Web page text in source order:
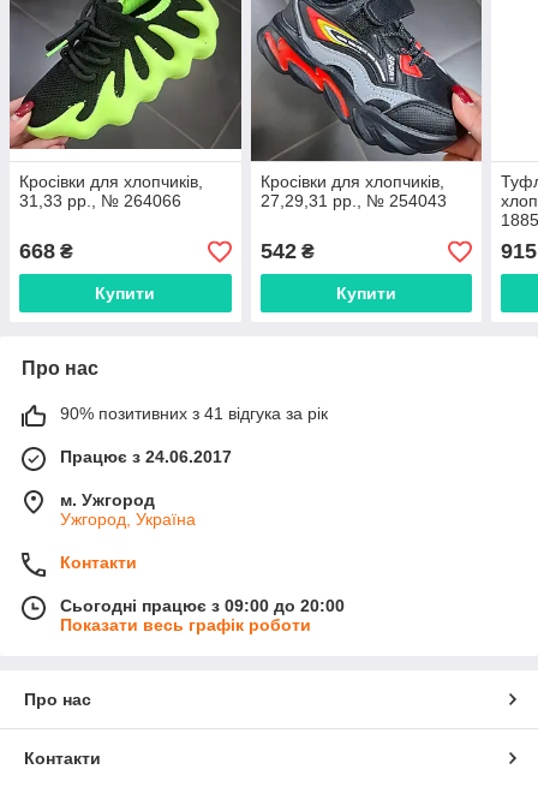
Кросівки для хлопчиків,
31,33 рр., № 264066
668 ₴
Купити
Кросівки для хлопчиків,
27,29,31 рр., № 254043
542₴
Купити
915
Про нас
90% позитивних з 41 відгука за рік
Працює з 24.06.2017
м. Ужгород
Ужгород, Україна
Контакти
Сьогодні працює з 09:00 до 20:00
Показати весь графік роботи
Про нас
Контакти